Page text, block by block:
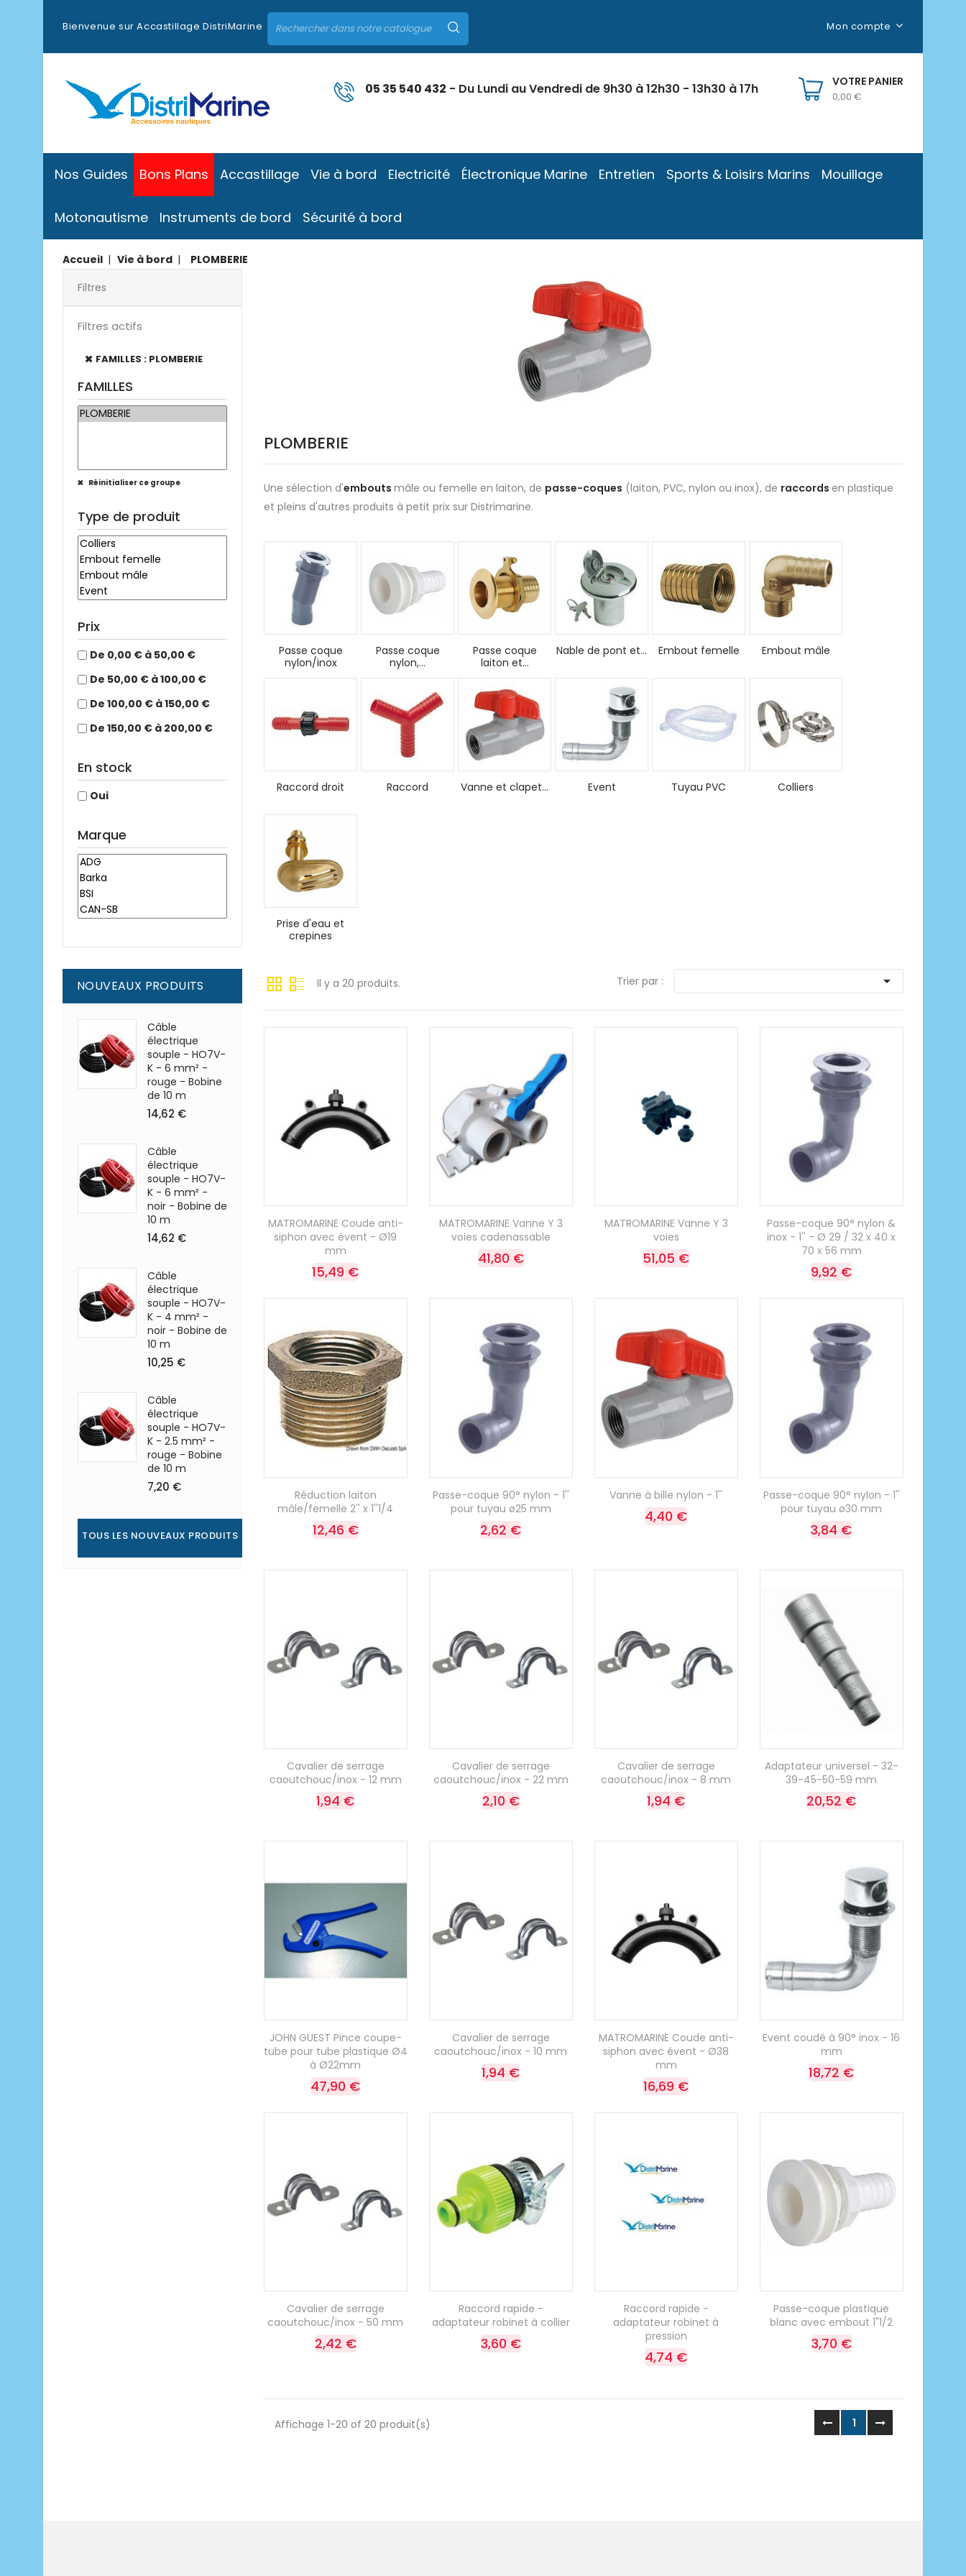
Bienvenue sur Accastillage DistriMarine Mon compte
VOTRE PANIER
0,00 €
05 35 540 432 - Du Lundi au Vendredi de 9h30 à 12h30 - 13h30 à 17h
Nos Guides Bons Plans Accastillage Vie à bord Electricité Électronique Marine Entretien Sports & Loisirs Marins Mouillage
Motonautisme Instruments de bord Sécurité à bord
Accueil Vie à bord
PLOMBERIE
Filtres
Filtres actifs
FAMILLES : PLOMBERIE
FAMILLES
Réinitialiser ce groupe
Type de produit
Prix
De 0,00 € à 50,00 €
De 50,00 € à 100,00 €
De 100,00 € à 150,00 €
De 150,00 € à 200,00 €
En stock
Oui
Marque
NOUVEAUX PRODUITS
Câble
électrique
souple - HO7V-
K - 6 mm² -
rouge - Bobine
de 10 m
14,62 €
Câble
électrique
souple - HO7V-
K - 6 mm² -
noir - Bobine de
10 m
14,62 €
Câble
électrique
souple - HO7V-
K - 4 mm² -
noir - Bobine de
10 m
10,25 €
Câble
électrique
souple - HO7V-
K - 2.5 mm² -
rouge - Bobine
de 10 m
7,20 €
TOUS LES NOUVEAUX PRODUITS
PLOMBERIE
Une sélection d'embouts mâle ou femelle en laiton, de passe-coques (laiton, PVC, nylon ou inox), de raccords en plastique
et pleins d'autres produits à petit prix sur Distrimarine.
Passe coque
nylon/inox
Passe coque
nylon,...
Passe coque
laiton et...
Nable de pont et... Embout femelle Embout mâle
Raccord droit Raccord Vanne et clapet... Event Tuyau PVC Colliers
Prise d'eau et
crepines
Il y a 20 produits. Trier par : 
MATROMARINE Coude anti-
siphon avec évent - Ø19
mm
15,49 €
MATROMARINE Vanne Y 3
voies cadenassable
41,80 €
MATROMARINE Vanne Y 3
voies
51,05 €
Passe-coque 90° nylon &
inox - 1'' - Ø 29 / 32 x 40 x
70 x 56 mm
9,92 €
Réduction laiton
mâle/femelle 2'' x 1''1/4
12,46 €
Passe-coque 90° nylon - 1''
pour tuyau ø25 mm
2,62 €
Vanne à bille nylon - 1''
4,40 €
Passe-coque 90° nylon - 1''
pour tuyau ø30 mm
3,84 €
Cavalier de serrage
caoutchouc/inox - 12 mm
1,94 €
Cavalier de serrage
caoutchouc/inox - 22 mm
2,10 €
Cavalier de serrage
caoutchouc/inox - 8 mm
1,94 €
Adaptateur universel - 32-
39-45-50-59 mm
20,52 €
JOHN GUEST Pince coupe-
tube pour tube plastique Ø4
à Ø22mm
47,90 €
Cavalier de serrage
caoutchouc/inox - 10 mm
1,94 €
MATROMARINE Coude anti-
siphon avec évent - Ø38
mm
16,69 €
Event coudé à 90° inox - 16
mm
18,72 €
Cavalier de serrage
caoutchouc/inox - 50 mm
2,42 €
Raccord rapide -
adaptateur robinet à collier
3,60 €
Raccord rapide -
adaptateur robinet à
pression
4,74 €
Passe-coque plastique
blanc avec embout 1"1/2
3,70 €
Affichage 1-20 of 20 produit(s) 1